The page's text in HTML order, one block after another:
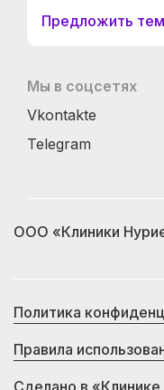
Предложить
Мы в соцсетях
Vkontakte
Telegram
ООО «Клиники
Политика
Правила